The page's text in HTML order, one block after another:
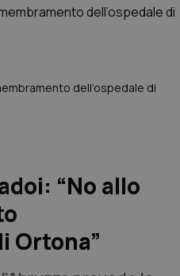
dell’ospedale di
“No allo
Ortona”